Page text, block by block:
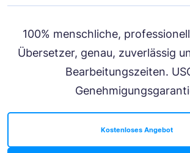
100% menschliche,
Übersetzer, genau, zuverlässig
Bearbeitungszeiten.
Kostenloses Angebot